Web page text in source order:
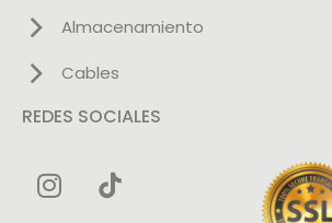
Almacenamiento
Cables
REDES SOCIALES